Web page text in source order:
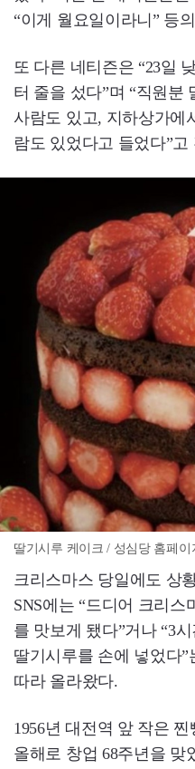
“이게 월요일이라니” 등
또 다른 네티즌은 “23일
터 줄을 섰다”며 “직원분
사람도 있고, 지하상가에
람도 있었다고 들었다”고
딸기시루 케이크 / 성심당 홈페이
크리스마스 당일에도 상
SNS에는 “드디어 크리
를 맛보게 됐다”거나 “3
딸기시루를 손에 넣었다
따라 올라왔다.
1956년 대전역 앞 작은
올해로 창업 68주년을 맞